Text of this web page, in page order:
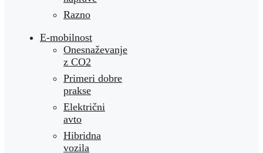
Razno
E-mobilnost
Onesnaževanje
z CO2
Primeri dobre
prakse
Električni
avto
Hibridna
vozila